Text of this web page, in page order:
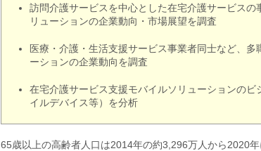
訪問介護サービスを中心とした在宅介護サービス
リューションの企業動向・市場展望を調査
医療・介護・生活支援サービス事業者同士など、
ーションの企業動向を調査
在宅介護サービス支援モバイルソリューションの
イルデバイス等）を分析
65歳以上の高齢者人口は2014年の約3,296万人から2020